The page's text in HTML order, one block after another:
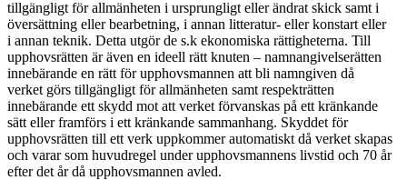
tillgängligt för allmänheten i ursprungligt eller ändrat skick samt i
översättning eller bearbetning, i annan litteratur- eller konstart eller
i annan teknik. Detta utgör de s.k ekonomiska rättigheterna. Till
upphovsrätten är även en ideell rätt knuten – namnangivelserätten
innebärande en rätt för upphovsmannen att bli namngiven då
verket görs tillgängligt för allmänheten samt respekträtten
innebärande ett skydd mot att verket förvanskas på ett kränkande
sätt eller framförs i ett kränkande sammanhang. Skyddet för
upphovsrätten till ett verk uppkommer automatiskt då verket skapas
och varar som huvudregel under upphovsmannens livstid och 70 år
efter det år då upphovsmannen avled.